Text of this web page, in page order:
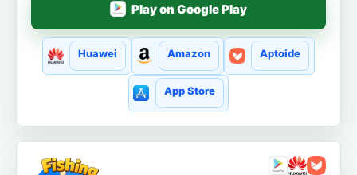
Play on Google Play
Huawei Amazon Aptoide
App Store